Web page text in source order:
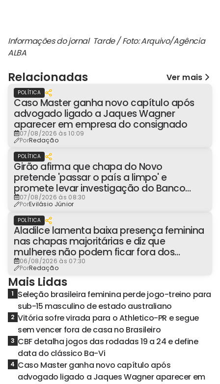
Informações do jornal Tarde / Foto: Arquivo/Agência
ALBA
Relacionadas Ver mais
POLÍTICA
Caso Master ganha novo capítulo após
advogado ligado a Jaques Wagner
aparecer em empresa do consignado
07/08/2026 às 10:09
PorRedação
POLÍTICA
Girão afirma que chapa do Novo
pretende 'passar o país a limpo' e
promete levar investigação do Banco
Master à Presidência
07/08/2026 às 08:30
PorEvilásio Júnior
POLÍTICA
Aladilce lamenta baixa presença feminina
nas chapas majoritárias e diz que
mulheres não podem ficar fora dos
espaços de poder
06/08/2026 às 07:30
PorRedação
Mais Lidas
1 Seleção brasileira feminina perde jogo-treino para
sub-15 masculino de estado australiano
2 Vitória sofre virada para o Athletico-PR e segue
sem vencer fora de casa no Brasileiro
3 CBF detalha jogos das rodadas 19 a 24 e define
data do clássico Ba-Vi
4 Caso Master ganha novo capítulo após
advogado ligado a Jaques Wagner aparecer em